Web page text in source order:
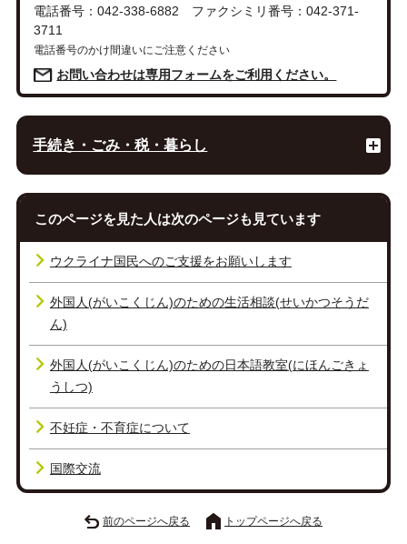
電話番号：042-338-6882 ファクシミリ番号：042-371-
3711
電話番号のかけ間違いにご注意ください
お問い合わせは専用フォームをご利用ください。
手続き・ごみ・税・暮らし
このページを見た人は次のページも見ています
ウクライナ国民へのご支援をお願いします
外国人(がいこくじん)のための生活相談(せいかつそうだ
ん)
外国人(がいこくじん)のための日本語教室(にほんごきょ
うしつ)
不妊症・不育症について
国際交流
前のページへ戻る トップページへ戻る